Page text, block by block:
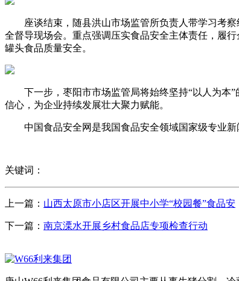
座谈结束，随县洪山市场监管所负责人带学习考察
全督导现场会。重点强调压实食品安全主体责任，履
罐头食品质量安全。
下一步，枣阳市市场监管局将始终坚持“以人为本”
信心，为企业持续发展壮大聚力赋能。
中国食品安全网是我国食品安全领域国家级专业新
关键词：
上一篇： 山西太原市小店区开展中小学“校园餐”食品安
下一篇： 南京溧水开展乡村食品店专项检查行动